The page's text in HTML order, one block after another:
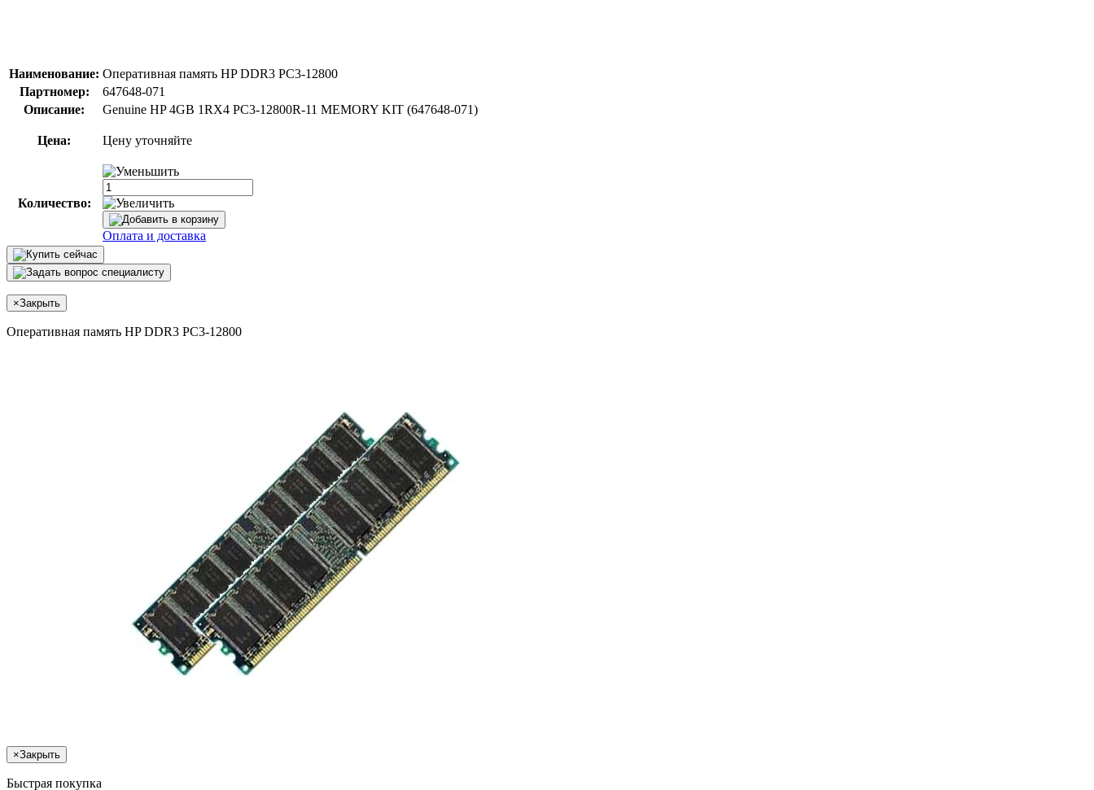
Наименование: Оперативная память HP DDR3 PC3-12800
Партномер:
647648-071
Описание:
Genuine HP 4GB 1RX4 PC3-12800R-11 MEMORY KIT (647648-071)
Цена: Цену уточняйте
Количество:
Оплата и доставка
×Закрыть
Оперативная память HP DDR3 PC3-12800
×Закрыть
Быстрая покупка